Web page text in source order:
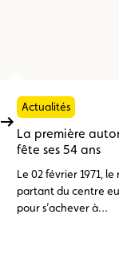
Actualités
La première
fête ses 54 ans
Le 02 février 1971,
partant du centre
pour s’achever à